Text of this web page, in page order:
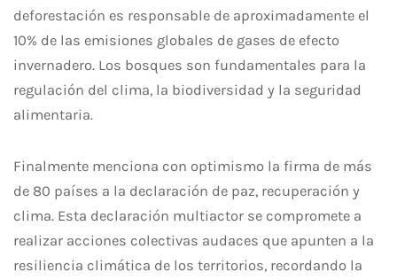
deforestación es responsable de aproximadamente el
10% de las emisiones globales de gases de efecto
invernadero. Los bosques son fundamentales para la
regulación del clima, la biodiversidad y la seguridad
alimentaria.
Finalmente menciona con optimismo la firma de más
de 80 países a la declaración de paz, recuperación y
clima. Esta declaración multiactor se compromete a
realizar acciones colectivas audaces que apunten a la
resiliencia climática de los territorios, recordando la